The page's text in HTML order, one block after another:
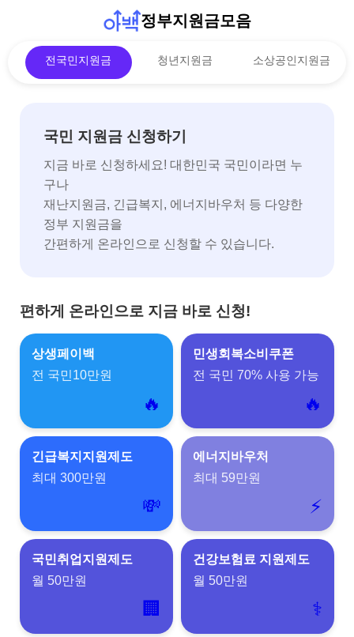
정부지원금모음
전국민지원금 청년지원금 소상공인지원금
국민 지원금 신청하기
지금 바로 신청하세요! 대한민국 국민이라면 누
구나
재난지원금, 긴급복지, 에너지바우처 등 다양한
정부 지원금을
간편하게 온라인으로 신청할 수 있습니다.
편하게 온라인으로 지금 바로 신청!
상생페이백
전 국민10만원
🔥
민생회복소비쿠폰
전 국민 70% 사용 가능
🔥
긴급복지지원제도
최대 300만원
💸
에너지바우처
최대 59만원
⚡
국민취업지원제도
월 50만원
🏢
건강보험료 지원제도
월 50만원
⚕️